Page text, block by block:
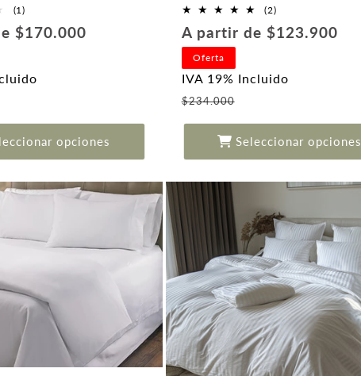
(1)1
totales
$170.000
opciones
(2)2
totales
Precio
habitual
A partir de $123.900
Oferta
IVA 19% Incluido
$234.000
de
oferta
Seleccionar opciones